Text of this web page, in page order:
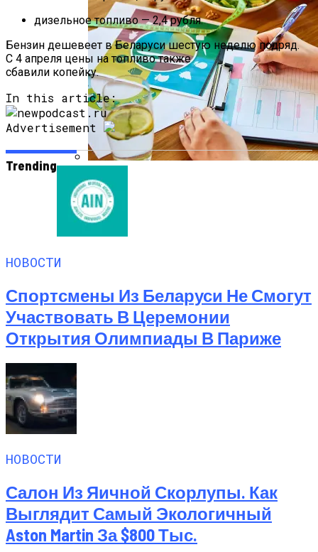
Как Мы Худеем: 8 Этапов Похудения У
Мужчин И Женщин
дизельное топливо — 2,4 рубля.
Бензин дешевеет в Беларуси шестую неделю подряд.
С 4 апреля цены на топливо также
сбавили копейку.
In this article:
Advertisement
Trending
НОВОСТИ
Спортсмены Из Беларуси Не Смогут
Участвовать В Церемонии
Открытия Олимпиады В Париже
НОВОСТИ
Салон Из Яичной Скорлупы. Как
Выглядит Самый Экологичный
Aston Martin За $800 Тыс.